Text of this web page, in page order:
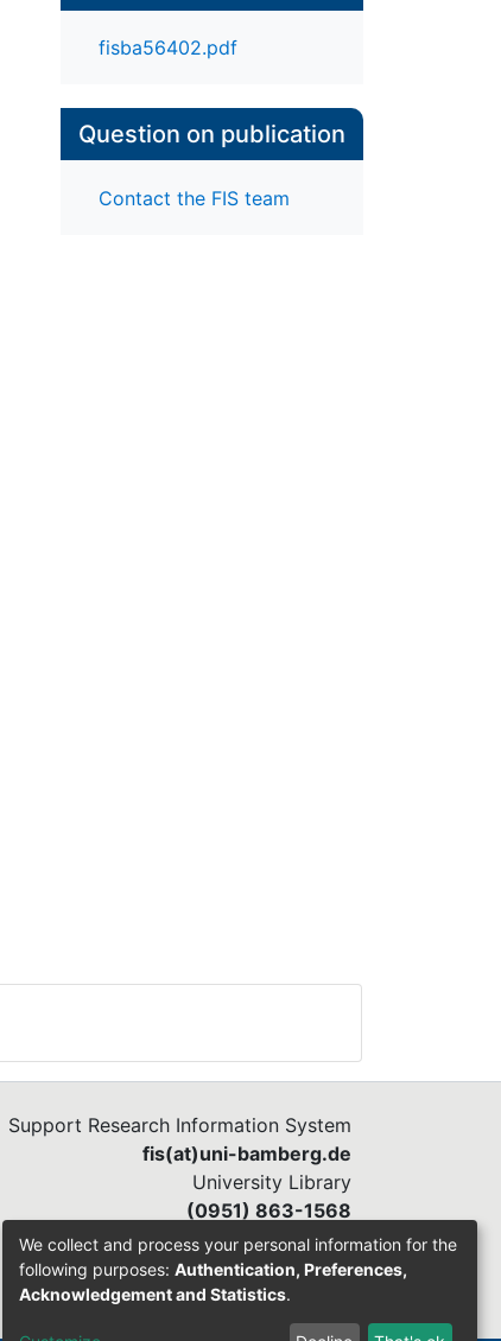
fisba56402.pdf
Question on publication
Contact the FIS team
Support Research Information System
fis(at)uni-bamberg.de
University Library
(0951) 863-1568
We collect and process your personal information for the
following purposes: Authentication, Preferences,
Acknowledgement and Statistics.